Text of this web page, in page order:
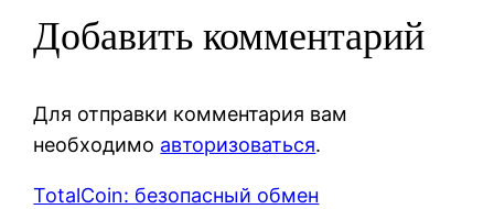
Добавить комментарий
Для отправки комментария вам
необходимо авторизоваться.
TotalCoin: безопасный обмен